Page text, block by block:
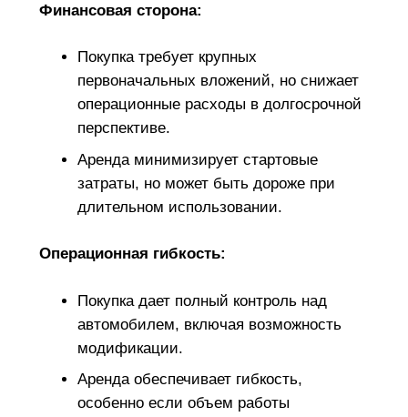
Финансовая сторона:
Покупка требует крупных
первоначальных вложений, но снижает
операционные расходы в долгосрочной
перспективе.
Аренда минимизирует стартовые
затраты, но может быть дороже при
длительном использовании.
Операционная гибкость:
Покупка дает полный контроль над
автомобилем, включая возможность
модификации.
Аренда обеспечивает гибкость,
особенно если объем работы